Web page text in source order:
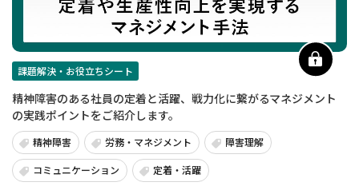
課題解決・お役立ちシート
精神障害のある社員の定着と活躍、戦力化に繋がるマネジメント
の実践ポイントをご紹介します。
精神障害 労務・マネジメント 障害理解
コミュニケーション 定着・活躍